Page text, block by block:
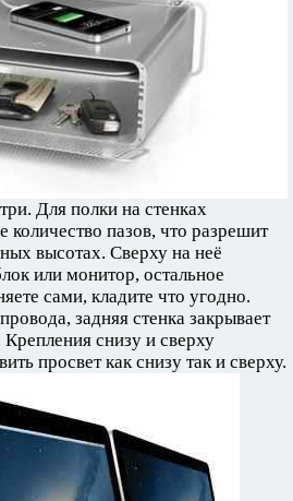
Для полки на стенках
пазов, что разрешит
высотах. Сверху на неё
или монитор, остальное
сами, кладите что угодно.
задняя стенка закрывает
Крепления снизу и сверху
просвет как снизу так и сверху.